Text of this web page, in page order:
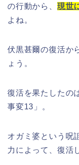
の行動から、 現世
よね。
伏黒甚爾の復活か
ょう。
復活を果たしたの
事変13」。
オガミ婆という呪
力によって、復活